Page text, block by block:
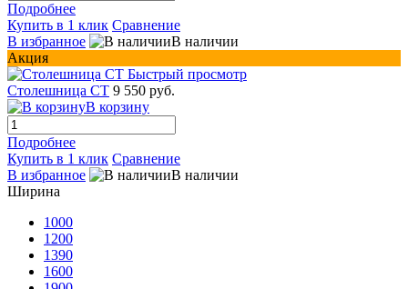
Подробнее
Купить в 1 клик Сравнение
В избранное
В наличии
Акция
Быстрый просмотр
Столешница СТ 9 550 руб.
В корзину
Подробнее
Купить в 1 клик Сравнение
В избранное
В наличии
Ширина
1000
1200
1390
1600